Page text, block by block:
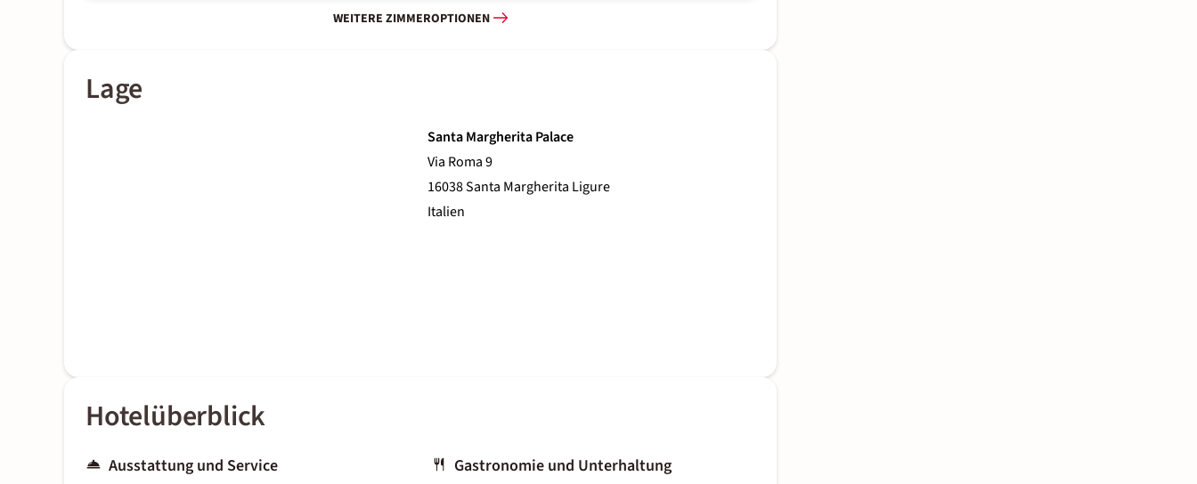
WEITERE ZIMMEROPTIONEN
Lage
Santa Margherita Palace
Via Roma 9
16038 Santa Margherita Ligure
Italien
Hotelüberblick
Ausstattung und Service Gastronomie und Unterhaltung